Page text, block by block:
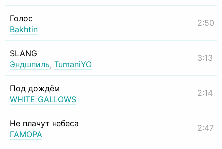
Голос
Bakhtin
2:50
SLANG
Эндшпиль, TumaniYO
3:13
Под дождём
WHITE GALLOWS
2:14
Не плачут небеса
ГАМОРА
2:47